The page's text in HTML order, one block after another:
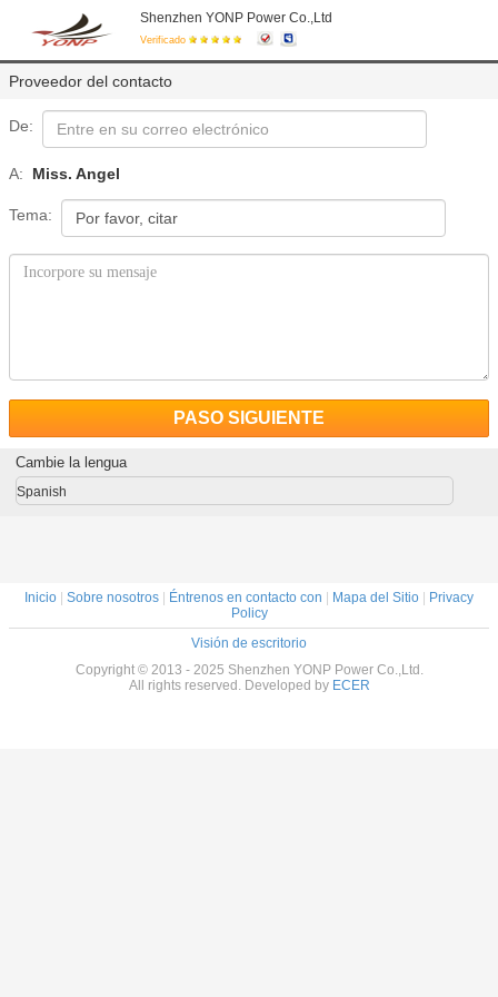
Shenzhen YONP Power Co.,Ltd
Verificado
Proveedor del contacto
De:
A: Miss. Angel
Tema:
PASO SIGUIENTE
Cambie la lengua
Spanish
Inicio Sobre nosotros Éntrenos en contacto con Mapa del Sitio
Privacy
Policy
Visión de escritorio
Copyright © 2013 - 2025 Shenzhen YONP Power Co.,Ltd.
All rights reserved. Developed by ECER